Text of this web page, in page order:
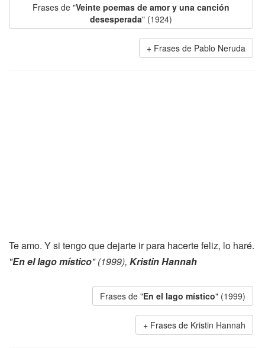
Frases de "Veinte poemas de amor y una canción
desesperada" (1924)
Frases de Pablo Neruda
Te amo. Y si tengo que dejarte ir para hacerte feliz, lo haré.
"En el lago místico" (1999), Kristin Hannah
Frases de "En el lago místico" (1999)
Frases de Kristin Hannah